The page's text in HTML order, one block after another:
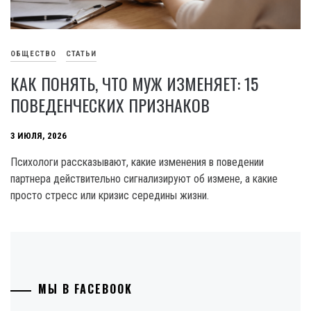
ОБЩЕСТВО СТАТЬИ
КАК ПОНЯТЬ, ЧТО МУЖ ИЗМЕНЯЕТ: 15
ПОВЕДЕНЧЕСКИХ ПРИЗНАКОВ
3 ИЮЛЯ, 2026
Психологи рассказывают, какие изменения в поведении
партнера действительно сигнализируют об измене, а какие
просто стресс или кризис середины жизни.
МЫ В FACEBOOK